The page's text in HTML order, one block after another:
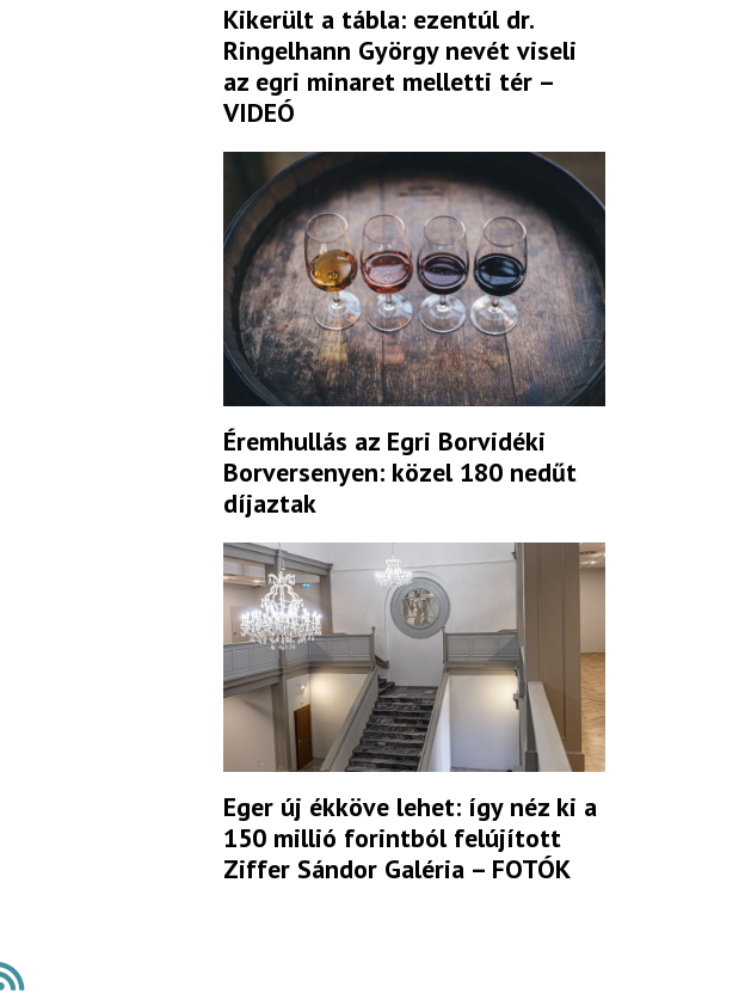
Kikerült a tábla: ezentúl dr.
Ringelhann György nevét viseli
az egri minaret melletti tér –
VIDEÓ
Éremhullás az Egri Borvidéki
Borversenyen: közel 180 nedűt
díjaztak
Eger új ékköve lehet: így néz ki a
150 millió forintból felújított
Ziffer Sándor Galéria – FOTÓK